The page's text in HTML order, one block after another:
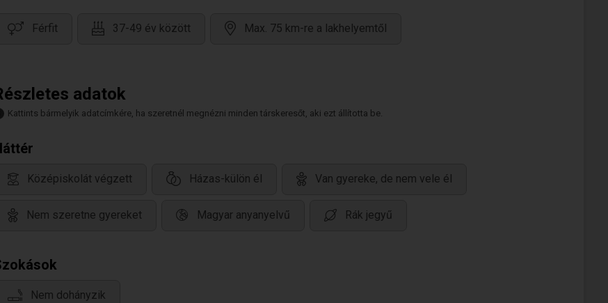
Férfit 37-49 év között Max. 75 km-re a lakhelyemtől
adatok
Kattints bármelyik adatcímkére, ha szeretnél megnézni minden társkeresőt, aki ezt állította be.
Középiskolát végzett Házas-külön él Van gyereke, de nem vele él
Nem szeretne gyereket Magyar anyanyelvű Rák jegyű
Nem dohányzik